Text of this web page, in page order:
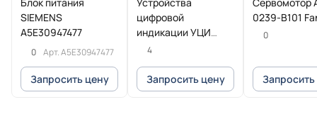
Блок питания
SIEMENS
A5E30947477
0 Арт.A5E30947477
Запросить цену
Устройства
цифровой
индикации УЦИ
POSITIP 8016
4
Запросить цену
Сервомотор
0239-B101
0